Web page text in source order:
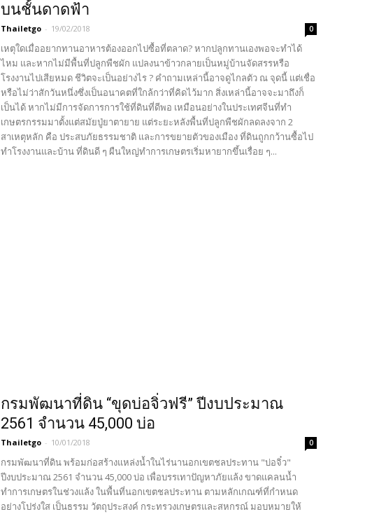
บนชั้นดาดฟ้า
Thailetgo - 19/02/2018 0
เหตุใดเมื่ออยากทานอาหารต้องออกไปซื้อที่ตลาด? หากปลูกทานเองพอจะทำได้
ไหม และหากไม่มีพื้นที่ปลูกพืชผัก แปลงนาข้าวกลายเป็นหมู่บ้านจัดสรรหรือ
โรงงานไปเสียหมด ชีวิตจะเป็นอย่างไร ? คำถามเหล่านี้อาจดูไกลตัว ณ จุดนี้ แต่เชื่อ
หรือไม่ว่าสักวันหนึ่งซึ่งเป็นอนาคตที่ใกล้กว่าที่คิดไว้มาก สิ่งเหล่านี้อาจจะมาถึงก็
เป็นได้ หากไม่มีการจัดการการใช้ที่ดินที่ดีพอ เหมือนอย่างในประเทศจีนที่ทำ
เกษตรกรรมมาตั้งแต่สมัยปู่ยาตายาย แต่ระยะหลังพื้นที่ปลูกพืชผักลดลงจาก 2
สาเหตุหลัก คือ ประสบภัยธรรมชาติ และการขยายตัวของเมือง ที่ดินถูกกว้านซื้อไป
ทำโรงงานและบ้าน ที่ดินดี ๆ ผืนใหญ่ทำการเกษตรเริ่มหายากขึ้นเรื่อย ๆ...
กรมพัฒนาที่ดิน “ขุดบ่อจิ่วฟรี” ปีงบประมาณ
2561 จำนวน 45,000 บ่อ
Thailetgo - 10/01/2018 0
กรมพัฒนาที่ดิน พร้อมก่อสร้างแหล่งน้ำในไร่นานอกเขตชลประทาน "บ่อจิ๋ว"
ปีงบประมาณ 2561 จำนวน 45,000 บ่อ เพื่อบรรเทาปัญหาภัยแล้ง ขาดแคลนน้ำ
ทำการเกษตรในช่วงแล้ง ในพื้นที่นอกเขตชลประทาน ตามหลักเกณฑ์ที่กำหนด
อย่างโปร่งใส เป็นธรรม วัตถุประสงค์ กระทรวงเกษตรและสหกรณ์ มอบหมายให้